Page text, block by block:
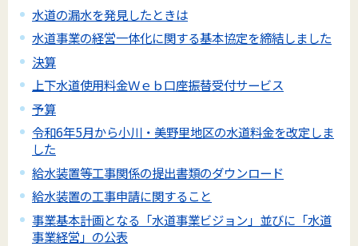
水道の漏水を発見したときは
水道事業の経営一体化に関する基本協定を締結しました
決算
上下水道使用料金Ｗｅｂ口座振替受付サービス
予算
令和6年5月から小川・美野里地区の水道料金を改定しま
した
給水装置等工事関係の提出書類のダウンロード
給水装置の工事申請に関すること
事業基本計画となる「水道事業ビジョン」並びに「水道
事業経営」の公表